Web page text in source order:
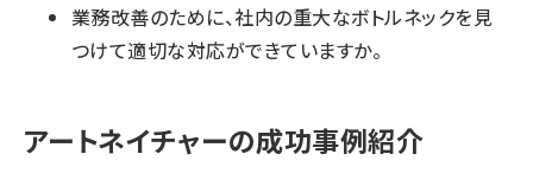
業務改善のために、社内の重大なボトルネックを見
つけて適切な対応ができていますか。
アートネイチャーの成功事例紹介